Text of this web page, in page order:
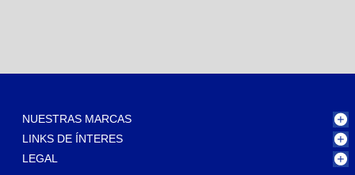
NUESTRAS MARCAS
LINKS DE ÍNTERES
LEGAL